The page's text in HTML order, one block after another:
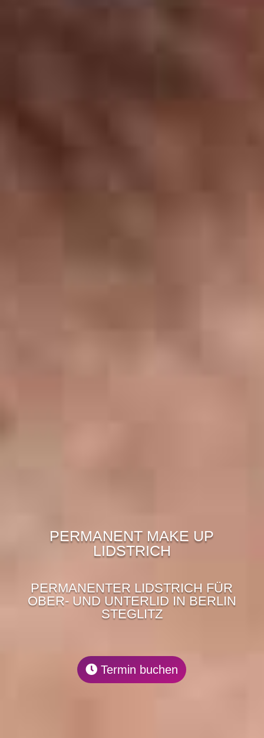
PERMANENT MAKE UP
LIDSTRICH
PERMANENTER LIDSTRICH FÜR
OBER- UND UNTERLID IN BERLIN
STEGLITZ
Termin buchen